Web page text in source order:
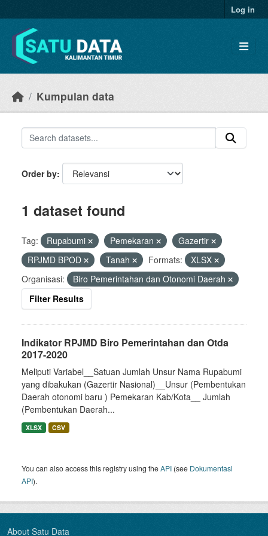
Log in
Kumpulan data
Order by
1 dataset found
Tag: Rupabumi Pemekaran
Gazertir
RPJMD BPOD
Tanah Formats:
XLSX
Organisasi:
Biro Pemerintahan dan Otonomi Daerah
Filter Results
Indikator RPJMD Biro Pemerintahan dan Otda
2017-2020
Meliputi Variabel__Satuan Jumlah Unsur Nama Rupabumi
yang dibakukan (Gazertir Nasional)__Unsur (Pembentukan
Daerah otonomi baru ) Pemekaran Kab/Kota__ Jumlah
(Pembentukan Daerah...
XLSX CSV
You can also access this registry using theAPI (see Dokumentasi
API).
About Satu Data